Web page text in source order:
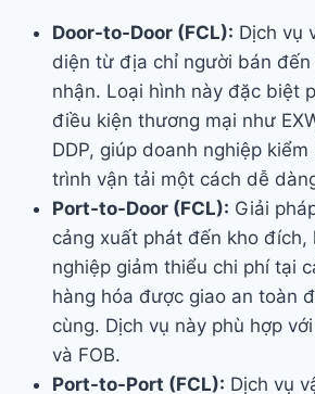
Door-to-Door (FCL): Dịch vụ
diện từ địa chỉ người bán
nhận. Loại hình này đặc biệt
điều kiện thương mại như
DDP, giúp doanh nghiệp
trình vận tải một cách dễ
Port-to-Door (FCL): Giải
cảng xuất phát đến kho đích,
nghiệp giảm thiểu chi phí tại
hàng hóa được giao an toàn
cùng. Dịch vụ này phù hợp
và FOB.
Port-to-Port (FCL): Dịch vụ